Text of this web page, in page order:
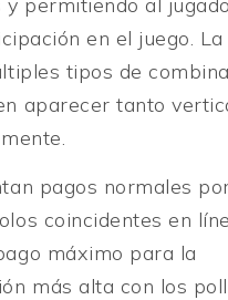
en el juego.
tipos de
aparecer tanto
pagos normales
coincidentes en
máximo para la
más alta con los